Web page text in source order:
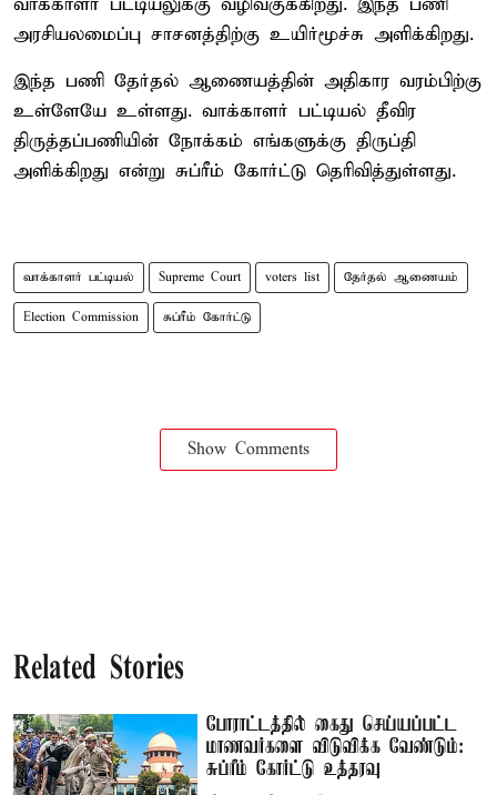
அரசியலமைப்பு சாசனத்திற்கு உயிர்மூச்சு அளிக்கிறது.
இந்த பணி தேர்தல் ஆணையத்தின் அதிகார வரம்பிற்கு
உள்ளேயே உள்ளது. வாக்காளர் பட்டியல் தீவிர
திருத்தப்பணியின் நோக்கம் எங்களுக்கு திருப்தி
அளிக்கிறது என்று சுப்ரீம் கோர்ட்டு தெரிவித்துள்ளது.
வாக்காளர் பட்டியல் Supreme Court voters list தேர்தல் ஆணையம்
Election Commission சுப்ரீம் கோர்ட்டு
Show Comments
Related Stories
போராட்டத்தில் கைது செய்யப்பட்ட
மாணவர்களை விடுவிக்க வேண்டும்:
சுப்ரீம் கோர்ட்டு உத்தரவு